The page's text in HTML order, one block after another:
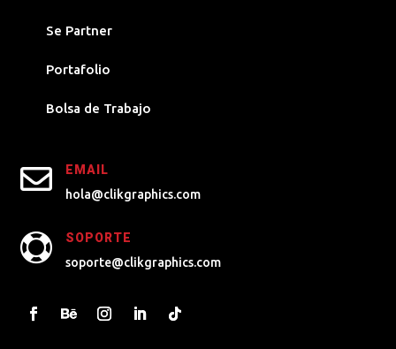
Se Partner
Portafolio
Bolsa de Trabajo

EMAIL
hola@clikgraphics.com

SOPORTE
soporte@clikgraphics.com